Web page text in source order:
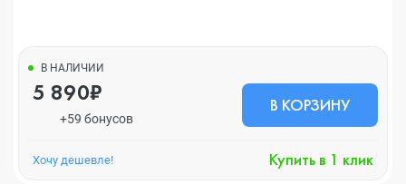
В НАЛИЧИИ
5 890₽
+59 бонусов
В КОРЗИНУ
Хочу дешевле! Купить в 1 клик